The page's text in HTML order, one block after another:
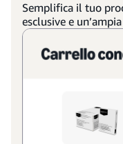
Semplifica il tuo
esclusive e